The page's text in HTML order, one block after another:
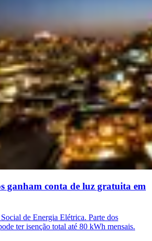
ganham conta de luz gratuita em
de Energia Elétrica. Parte dos
ter isenção total até 80 kWh mensais.